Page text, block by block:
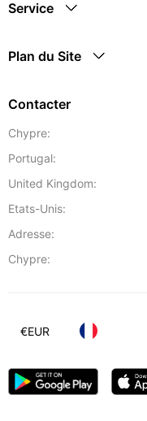
Service
Plan du Site
Contacter
Chypre:
Portugal:
United Kingdom:
Etats-Unis:
Adresse:
Chypre:
€EUR